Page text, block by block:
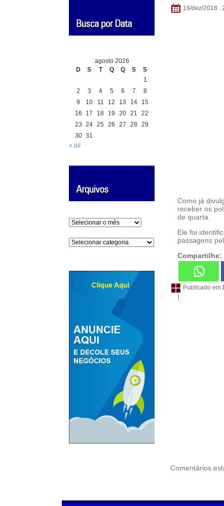
agosto 2026
D
S T Q Q S
S
1
2
3 4 5 6 7
8
9
10 11 12 13 14
15
16
17 18 19 20 21
22
23 24 25 26 27 28 29
30 31
« jul
Arquivos
Categorias
19/dez/2018 .
Como já
receber os
de quarta.
Ele foi
passagens
Compartilhe:
Publicado em
|
Comentários